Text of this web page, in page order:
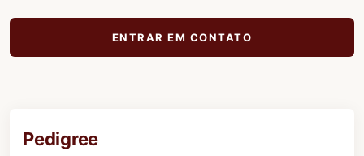
ENTRAR EM CONTATO
Pedigree